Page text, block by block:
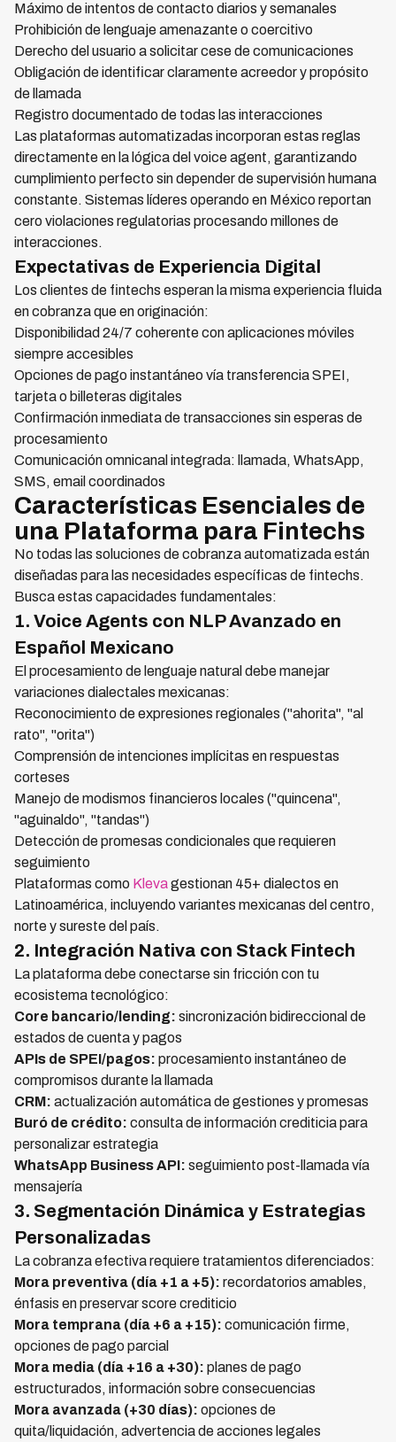
Máximo de intentos de contacto diarios y semanales
Prohibición de lenguaje amenazante o coercitivo
Derecho del usuario a solicitar cese de comunicaciones
Obligación de identificar claramente acreedor y propósito
de llamada
Registro documentado de todas las interacciones
Las plataformas automatizadas incorporan estas reglas
directamente en la lógica del voice agent, garantizando
cumplimiento perfecto sin depender de supervisión humana
constante. Sistemas líderes operando en México reportan
cero violaciones regulatorias procesando millones de
interacciones.
Expectativas de Experiencia Digital
Los clientes de fintechs esperan la misma experiencia fluida
en cobranza que en originación:
Disponibilidad 24/7 coherente con aplicaciones móviles
siempre accesibles
Opciones de pago instantáneo vía transferencia SPEI,
tarjeta o billeteras digitales
Confirmación inmediata de transacciones sin esperas de
procesamiento
Comunicación omnicanal integrada: llamada, WhatsApp,
SMS, email coordinados
Características Esenciales de
una Plataforma para Fintechs
No todas las soluciones de cobranza automatizada están
diseñadas para las necesidades específicas de fintechs.
Busca estas capacidades fundamentales:
1. Voice Agents con NLP Avanzado en
Español Mexicano
El procesamiento de lenguaje natural debe manejar
variaciones dialectales mexicanas:
Reconocimiento de expresiones regionales ("ahorita", "al
rato", "orita")
Comprensión de intenciones implícitas en respuestas
corteses
Manejo de modismos financieros locales ("quincena",
"aguinaldo", "tandas")
Detección de promesas condicionales que requieren
seguimiento
Plataformas como Klevagestionan 45+ dialectos en
Latinoamérica, incluyendo variantes mexicanas del centro,
norte y sureste del país.
2. Integración Nativa con Stack Fintech
La plataforma debe conectarse sin fricción con tu
ecosistema tecnológico:
Core bancario/lending: sincronización bidireccional de
estados de cuenta y pagos
APIs de SPEI/pagos: procesamiento instantáneo de
compromisos durante la llamada
CRM: actualización automática de gestiones y promesas
Buró de crédito: consulta de información crediticia para
personalizar estrategia
WhatsApp Business API: seguimiento post-llamada vía
mensajería
3. Segmentación Dinámica y Estrategias
Personalizadas
La cobranza efectiva requiere tratamientos diferenciados:
Mora preventiva (día +1 a +5): recordatorios amables,
énfasis en preservar score crediticio
Mora temprana (día +6 a +15): comunicación firme,
opciones de pago parcial
Mora media (día +16 a +30): planes de pago
estructurados, información sobre consecuencias
Mora avanzada (+30 días): opciones de
quita/liquidación, advertencia de acciones legales